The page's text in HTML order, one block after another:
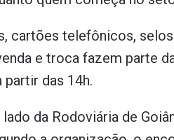
cartões telefônicos,
e troca fazem parte
das 14h.
da Rodoviária de